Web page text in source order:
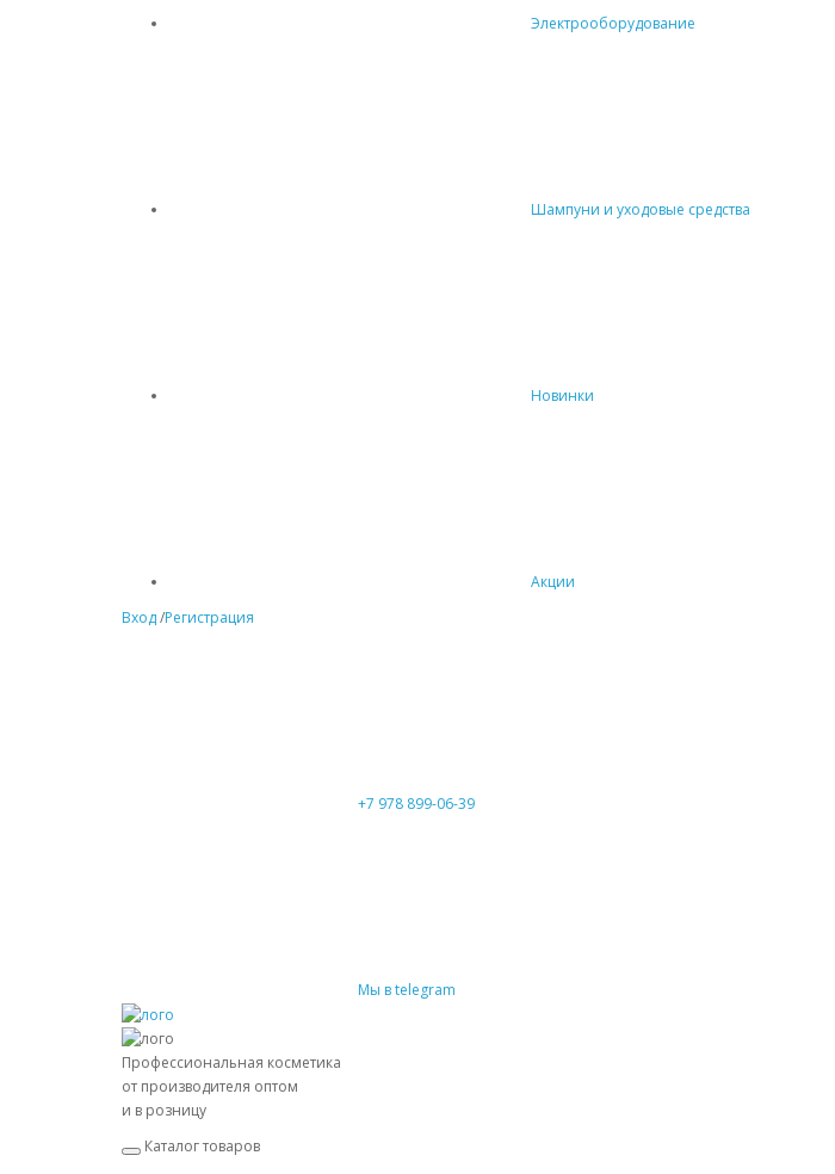
Электрооборудование
Шампуни и уходовые средства
Новинки
Акции
Вход/Регистрация
+7 978 899-06-39
Мы в telegram
Профессиональная косметика
от производителя оптом
и в розницу
Каталог товаров